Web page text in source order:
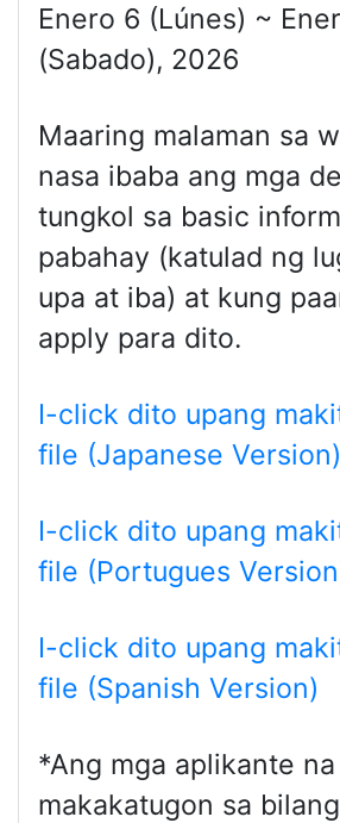
Enero 6 (Lúnes) ~
(Sabado), 2026
Maaring malaman sa
nasa ibaba ang mga
tungkol sa basic
pabahay (katulad ng
upa at iba) at kung
apply para dito.
I-click dito upang
file (Japanese Version)
I-click dito upang
file (Portugues
I-click dito upang
file (Spanish Version)
*Ang mga aplikante
makakatugon sa